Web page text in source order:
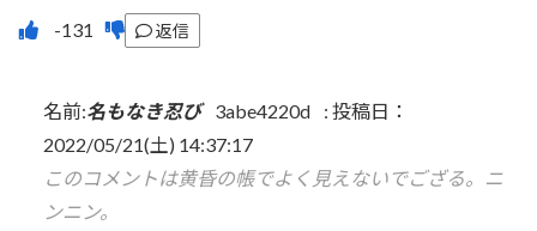
返信
名前:名もなき忍び 3abe4220d : 投稿日：
2022/05/21(土) 14:37:17
このコメントは黄昏の帳でよく見えないでござる。ニ
ンニン。